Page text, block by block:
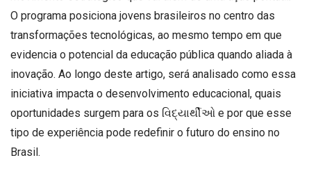
O programa posiciona jovens brasileiros no centro das
transformações tecnológicas, ao mesmo tempo em que
evidencia o potencial da educação pública quando aliada à
inovação. Ao longo deste artigo, será analisado como essa
iniciativa impacta o desenvolvimento educacional, quais
oportunidades surgem para os વિદ્યાર્થીઓ e por que esse
tipo de experiência pode redefinir o futuro do ensino no
Brasil.